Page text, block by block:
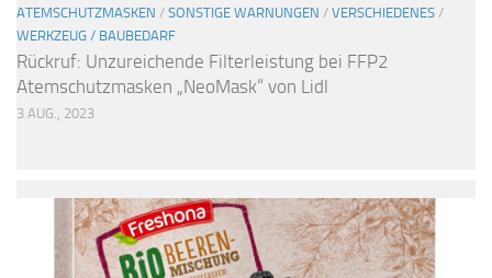
ATEMSCHUTZMASKEN / SONSTIGE WARNUNGEN / VERSCHIEDENES /
WERKZEUG / BAUBEDARF
Rückruf: Unzureichende Filterleistung bei FFP2
Atemschutzmasken „NeoMask“ von Lidl
3 AUG., 2023